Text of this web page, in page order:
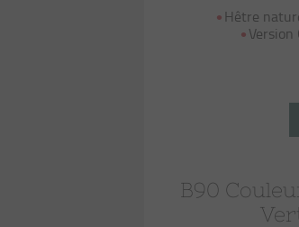
Hêtre
Version
B90
Vert